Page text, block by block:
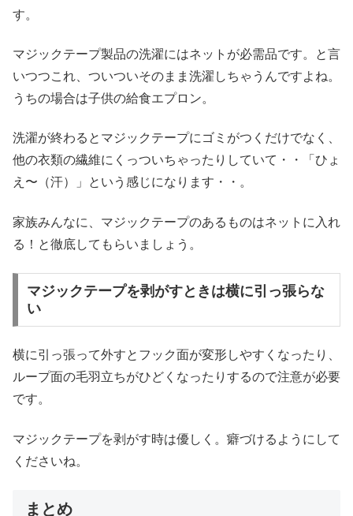
す。
マジックテープ製品の洗濯にはネットが必需品です。と言
いつつこれ、ついついそのまま洗濯しちゃうんですよね。
うちの場合は子供の給食エプロン。
洗濯が終わるとマジックテープにゴミがつくだけでなく、
他の衣類の繊維にくっついちゃったりしていて・・「ひょ
え〜（汗）」という感じになります・・。
家族みんなに、マジックテープのあるものはネットに入れ
る！と徹底してもらいましょう。
マジックテープを剥がすときは横に引っ張らな
い
横に引っ張って外すとフック面が変形しやすくなったり、
ループ面の毛羽立ちがひどくなったりするので注意が必要
です。
マジックテープを剥がす時は優しく。癖づけるようにして
くださいね。
まとめ